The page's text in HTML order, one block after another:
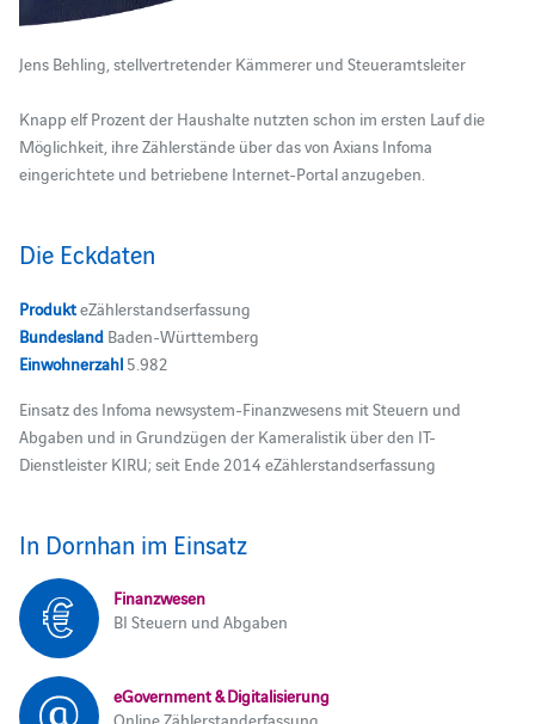
Jens Behling, stellvertretender Kämmerer und Steueramtsleiter
Knapp elf Prozent der Haushalte nutzten schon im ersten Lauf die
Möglichkeit, ihre Zählerstände über das von Axians Infoma
eingerichtete und betriebene Internet-Portal anzugeben.
Die Eckdaten
ProdukteZählerstandserfassung
BundeslandBaden-Württemberg
Einwohnerzahl5.982
Einsatz des Infoma newsystem-Finanzwesens mit Steuern und
Abgaben und in Grundzügen der Kameralistik über den IT-
Dienstleister KIRU; seit Ende 2014 eZählerstandserfassung
In Dornhan im Einsatz
Finanzwesen
BI Steuern und Abgaben
eGovernment & Digitalisierung
Online Zählerstanderfassung